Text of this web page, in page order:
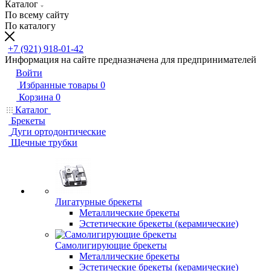
Каталог
По всему сайту
По каталогу
+7 (921) 918-01-42
Информация на сайте предназначена для предпринимателей
Войти
Избранные товары 0
Корзина 0
Каталог
Брекеты
Дуги ортодонтические
Щечные трубки
Лигатурные брекеты
Металлические брекеты
Эстетические брекеты (керамические)
Самолигирующие брекеты
Металлические брекеты
Эстетические брекеты (керамические)